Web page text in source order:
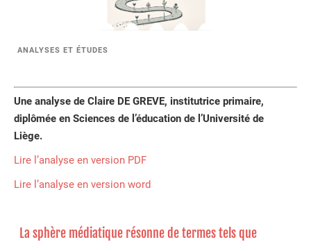
ANALYSES ET ÉTUDES
Une analyse de Claire DE GREVE, institutrice primaire,
diplômée en Sciences de l’éducation de l’Université de
Liège.
Lire l’analyse en version PDF
Lire l’analyse en version word
La sphère médiatique résonne de termes tels que